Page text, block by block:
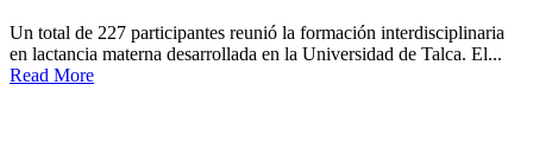
Un total de 227 participantes reunió la formación interdisciplinaria
en lactancia materna desarrollada en la Universidad de Talca. El...
Read More